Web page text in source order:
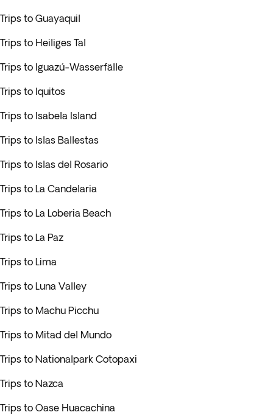
Trips to Guayaquil
Trips to Heiliges Tal
Trips to Iguazú-Wasserfälle
Trips to Iquitos
Trips to Isabela Island
Trips to Islas Ballestas
Trips to Islas del Rosario
Trips to La Candelaria
Trips to La Loberia Beach
Trips to La Paz
Trips to Lima
Trips to Luna Valley
Trips to Machu Picchu
Trips to Mitad del Mundo
Trips to Nationalpark Cotopaxi
Trips to Nazca
Trips to Oase Huacachina